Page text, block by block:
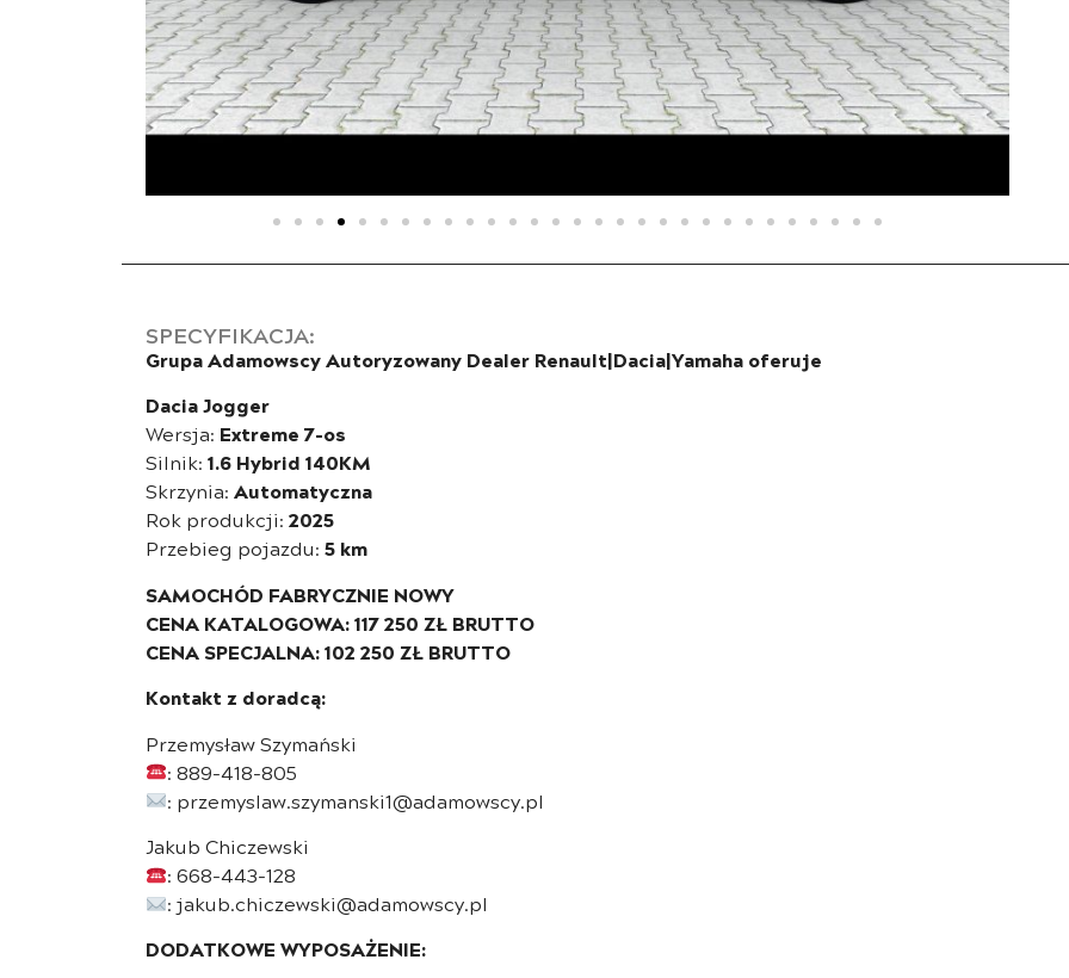
SPECYFIKACJA:
Grupa Adamowscy Autoryzowany Dealer Renault|Dacia|Yamaha oferuje
Dacia Jogger
Wersja: Extreme 7-os
Silnik: 1.6 Hybrid 140KM
Skrzynia: Automatyczna
Rok produkcji: 2025
Przebieg pojazdu: 5 km
SAMOCHÓD FABRYCZNIE NOWY
CENA KATALOGOWA: 117 250 ZŁ BRUTTO
CENA SPECJALNA: 102 250 ZŁ BRUTTO
Kontakt z doradcą:
Przemysław Szymański
: 889-418-805
: przemyslaw.szymanski1@adamowscy.pl
Jakub Chiczewski
: 668-443-128
: jakub.chiczewski@adamowscy.pl
DODATKOWE WYPOSAŻENIE: